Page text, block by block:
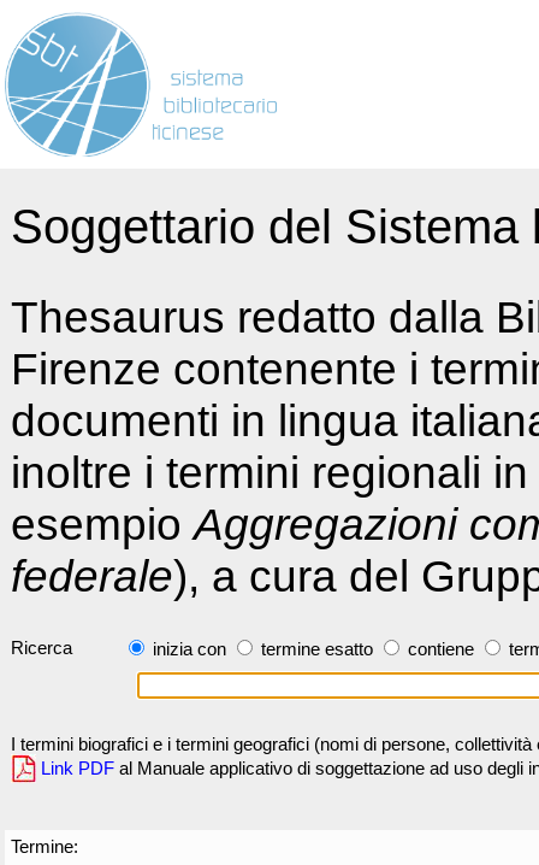
Soggettario del
Thesaurus redatto dalla
Firenze contenente i
documenti in lingua
inoltre i termini regionali
esempioAggregazioni
federale), a cura del
Ricerca inizia con termine esatto contiene
I termini biografici e i termini geografici (nomi di persone,
Link PDF al Manuale applicativo di soggettazione ad uso degli
Termine: